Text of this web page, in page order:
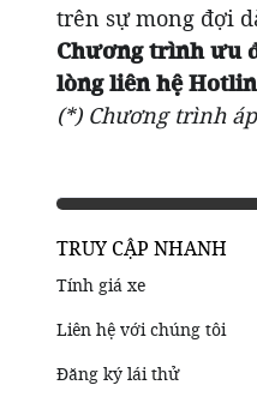
trên sự mong đợi
Chương trình ưu
lòng liên hệ
(*) Chương trình
TRUY CẬP NHANH
Tính giá xe
Liên hệ với chúng tôi
Đăng ký lái thử